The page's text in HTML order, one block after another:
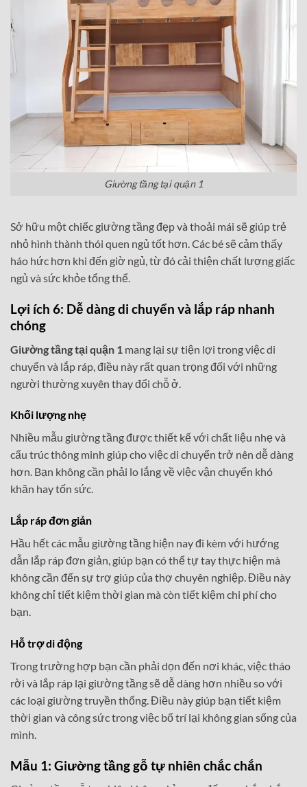
Giường tầng tại quận 1
Sở hữu một chiếc giường tầng đẹp và thoải mái sẽ giúp trẻ
nhỏ hình thành thói quen ngủ tốt hơn. Các bé sẽ cảm thấy
háo hức hơn khi đến giờ ngủ, từ đó cải thiện chất lượng giấc
ngủ và sức khỏe tổng thể.
Lợi ích 6: Dễ dàng di chuyển và lắp ráp nhanh
chóng
Giường tầng tại quận 1 mang lại sự tiện lợi trong việc di
chuyển và lắp ráp, điều này rất quan trọng đối với những
người thường xuyên thay đổi chỗ ở.
Khối lượng nhẹ
Nhiều mẫu giường tầng được thiết kế với chất liệu nhẹ và
cấu trúc thông minh giúp cho việc di chuyển trở nên dễ dàng
hơn. Bạn không cần phải lo lắng về việc vận chuyển khó
khăn hay tốn sức.
Lắp ráp đơn giản
Hầu hết các mẫu giường tầng hiện nay đi kèm với hướng
dẫn lắp ráp đơn giản, giúp bạn có thể tự tay thực hiện mà
không cần đến sự trợ giúp của thợ chuyên nghiệp. Điều này
không chỉ tiết kiệm thời gian mà còn tiết kiệm chi phí cho
bạn.
Hỗ trợ di động
Trong trường hợp bạn cần phải dọn đến nơi khác, việc tháo
rời và lắp ráp lại giường tầng sẽ dễ dàng hơn nhiều so với
các loại giường truyền thống. Điều này giúp bạn tiết kiệm
thời gian và công sức trong việc bố trí lại không gian sống của
mình.
Mẫu 1: Giường tầng gỗ tự nhiên chắc chắn